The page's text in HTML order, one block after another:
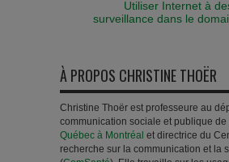
Utiliser Internet à
surveillance dans le
À PROPOS CHRISTINE THOËR
Christine Thoër est professeure au
communication sociale et publique de
Québec à Montréal et directrice du
recherche sur la communication et la